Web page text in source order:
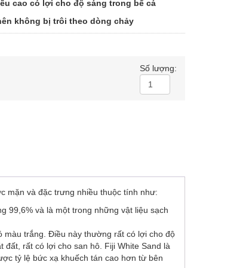
cao có lợi cho độ sáng trong bể cá
không bị trôi theo dòng chảy
Số lượng:
mặn và đặc trưng nhiều thuộc tính như:
99,6% và là một trong những vật liệu sạch
màu trắng. Điều này thường rất có lợi cho độ
rất có lợi cho san hô. Fiji White Sand là
tỷ lệ bức xạ khuếch tán cao hơn từ bên